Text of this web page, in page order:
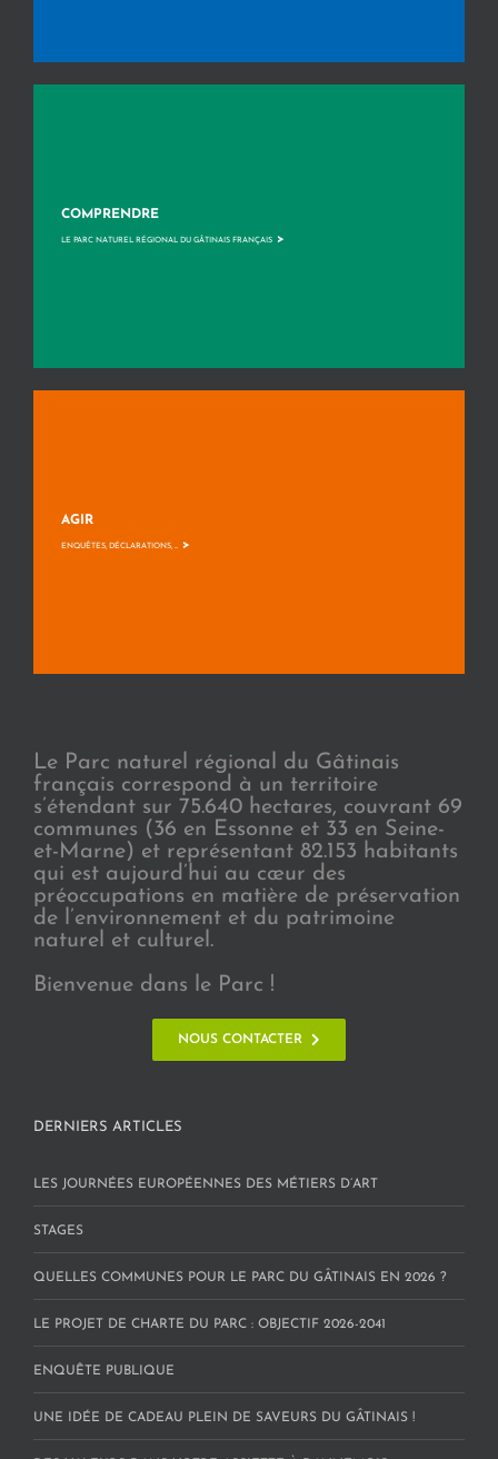
COMPRENDRE
LE PARC NATUREL RÉGIONAL DU GÂTINAIS FRANÇAIS >
AGIR
ENQUÊTES, DÉCLARATIONS, ... >
Le Parc naturel régional du Gâtinais
français correspond à un territoire
s’étendant sur 75.640 hectares, couvrant 69
communes (36 en Essonne et 33 en Seine-
et-Marne) et représentant 82.153 habitants
qui est aujourd’hui au cœur des
préoccupations en matière de préservation
de l’environnement et du patrimoine
naturel et culturel.
Bienvenue dans le Parc !
NOUS CONTACTER
DERNIERS ARTICLES
LES JOURNÉES EUROPÉENNES DES MÉTIERS D’ART
STAGES
QUELLES COMMUNES POUR LE PARC DU GÂTINAIS EN 2026 ?
LE PROJET DE CHARTE DU PARC : OBJECTIF 2026-2041
ENQUÊTE PUBLIQUE
UNE IDÉE DE CADEAU PLEIN DE SAVEURS DU GÂTINAIS !